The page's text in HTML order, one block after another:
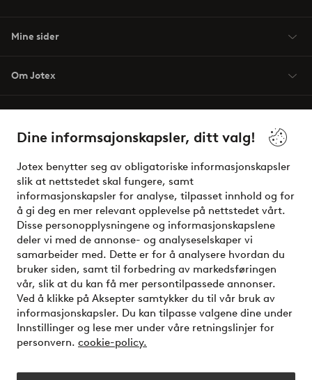
Dine informsajonskapsler, ditt valg!
Jotex benytter seg av obligatoriske informasjonskapsler
slik at nettstedet skal fungere, samt
informasjonskapsler for analyse, tilpasset innhold og for
å gi deg en mer relevant opplevelse på nettstedet vårt.
Disse personopplysningene og informasjonskapslene
deler vi med de annonse- og analyseselskaper vi
samarbeider med. Dette er for å analysere hvordan du
bruker siden, samt til forbedring av markedsføringen
vår, slik at du kan få mer persontilpassede annonser.
Ved å klikke på Aksepter samtykker du til vår bruk av
informasjonskapsler. Du kan tilpasse valgene dine under
Innstillinger og lese mer under våre retningslinjer for
personvern. cookie-policy.
Mine sider
Om Jotex
Venner
Sikre betalinger - Betal direkte eller del opp
Vil du vite mer om våre betalingsalternativer?
elpy